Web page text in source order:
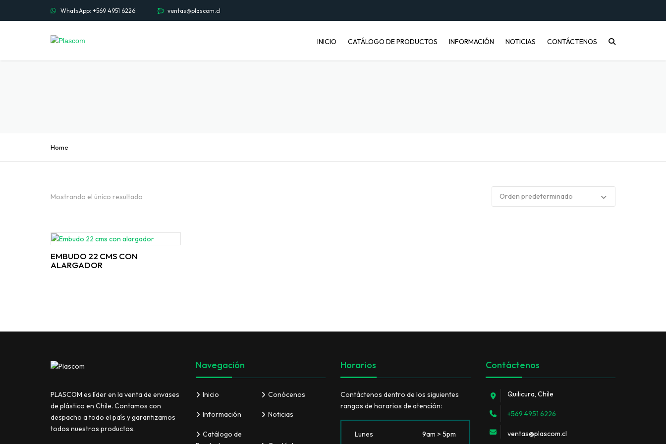
WhatsApp: +569 4951 6226 ventas@plascom.cl
INICIO CATÁLOGO DE PRODUCTOS INFORMACIÓN
CÓMO COMPRAR
NOTICIAS CONTÁCTENOS
Home
Mostrando el único resultado
EMBUDO 22 CMS CON
ALARGADOR
PLASCOM es líder en la venta de envases
de plástico en Chile. Contamos con
despacho a todo el país y garantizamos
todos nuestros productos.
Navegación
Inicio Conócenos
Información Noticias
Catálogo de
Horarios
Contáctenos dentro de los siguientes
rangos de horarios de atención:
Lunes 9am > 5pm
Contáctenos
Quilicura, Chile
+569 4951 6226
ventas@plascom.cl